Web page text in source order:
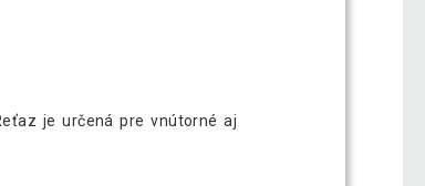
je určená pre vnútorné aj